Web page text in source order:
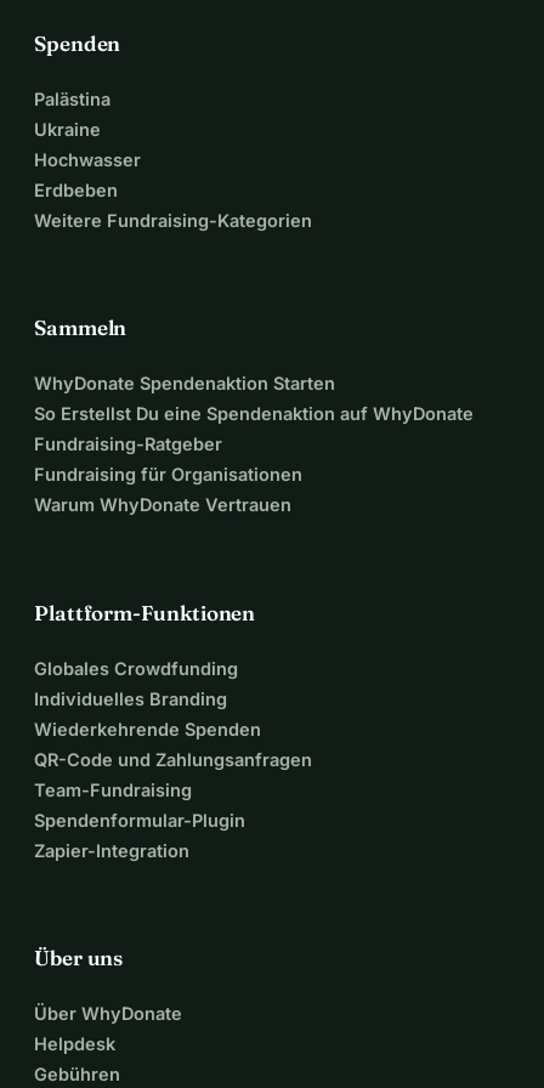
Spenden
Palästina
Ukraine
Hochwasser
Erdbeben
Weitere Fundraising-Kategorien
Sammeln
WhyDonate Spendenaktion Starten
So Erstellst Du eine Spendenaktion auf WhyDonate
Fundraising-Ratgeber
Fundraising für Organisationen
Warum WhyDonate Vertrauen
Plattform-Funktionen
Globales Crowdfunding
Individuelles Branding
Wiederkehrende Spenden
QR-Code und Zahlungsanfragen
Team-Fundraising
Spendenformular-Plugin
Zapier-Integration
Über uns
Über WhyDonate
Helpdesk
Gebühren